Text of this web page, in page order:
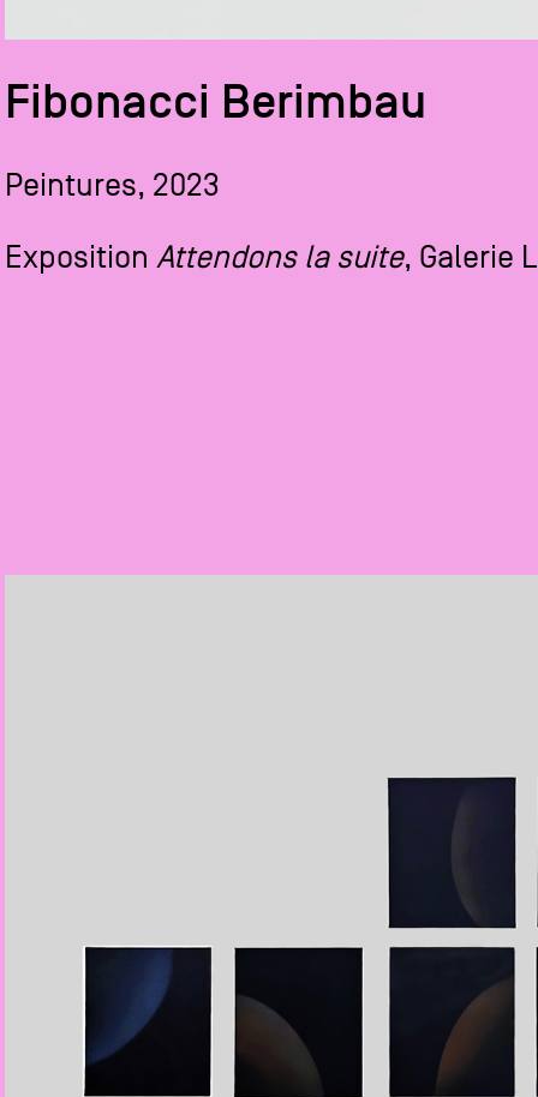
Fibonacci Berimbau
Peintures, 2023
Exposition Attendons la suite, Galerie